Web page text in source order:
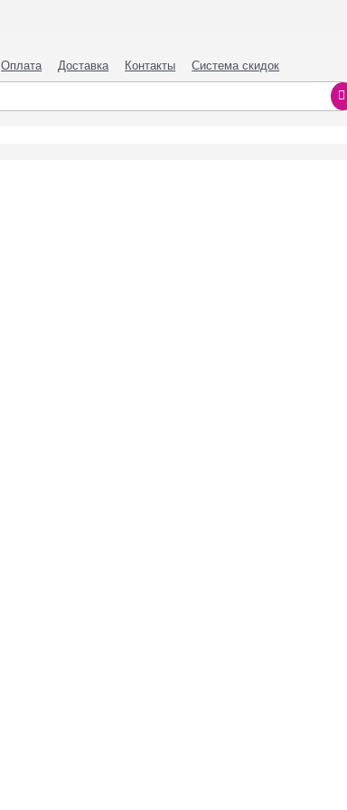
Оплата Доставка Контакты Система скидок